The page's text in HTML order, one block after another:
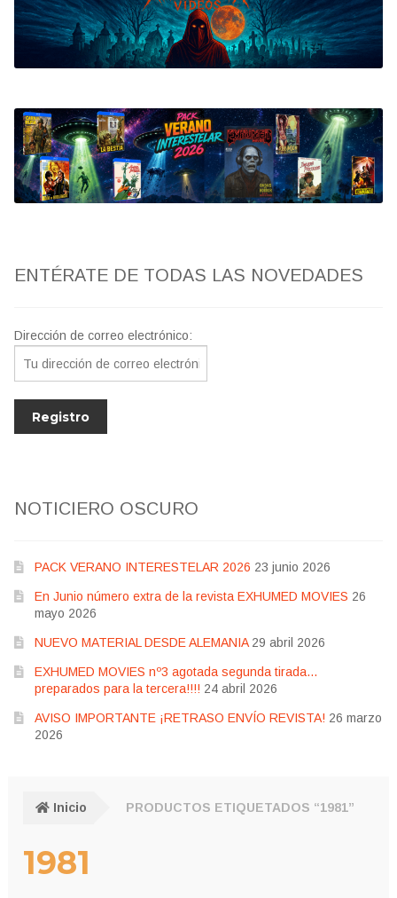
Bluray
Clasificada S
artwork
fantaterror
Jesús Franco
ENTÉRATE DE TODAS LAS NOVEDADES
Dirección de correo electrónico:
NOTICIERO OSCURO
PACK VERANO INTERESTELAR 2026 23 junio 2026
En Junio número extra de la revista EXHUMED MOVIES 26
mayo 2026
NUEVO MATERIAL DESDE ALEMANIA 29 abril 2026
EXHUMED MOVIES nº3 agotada segunda tirada…
preparados para la tercera!!!! 24 abril 2026
AVISO IMPORTANTE ¡RETRASO ENVÍO REVISTA! 26 marzo
2026
Inicio PRODUCTOS ETIQUETADOS “1981”
1981